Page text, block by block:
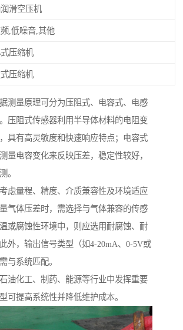
滑空压机
,低噪音,其他
压缩机
式压缩机
测量原理可分为压阻式、电容式、电感
压阻式传感器利用半导体材料的电阻变
具有高灵敏度和快速响应特点；电容式
量电容变化来反映压差，稳定性较好，
。
虑量程、精度、介质兼容性及环境适应
气体压差时，需选择与气体兼容的传感
或腐蚀性环境中，则应选用耐腐蚀、耐
外，输出信号类型（如4-20mA、0-5V或
与系统匹配。
油化工、制药、能源等行业中发挥重要
可提高系统性并降低维护成本。